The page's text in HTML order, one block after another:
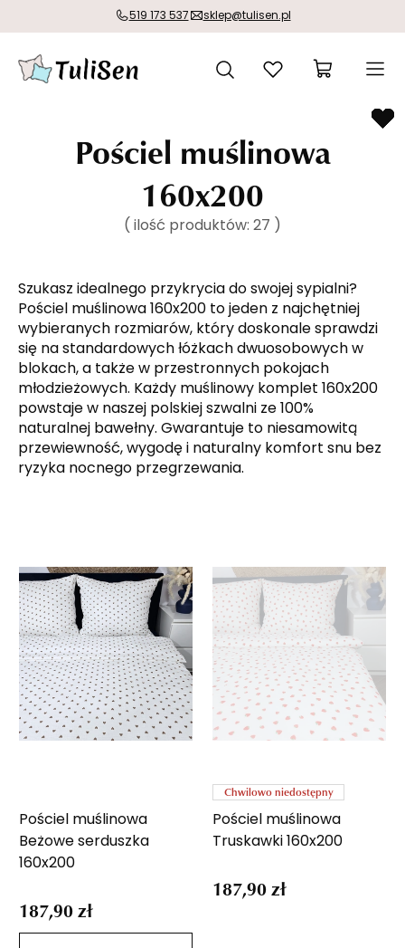
519 173 537 sklep@tulisen.pl
Pościel muślinowa
160x200
( ilość produktów: 27 )
Szukasz idealnego przykrycia do swojej sypialni?
Pościel muślinowa 160x200 to jeden z najchętniej
wybieranych rozmiarów, który doskonale sprawdzi
się na standardowych łóżkach dwuosobowych w
blokach, a także w przestronnych pokojach
młodzieżowych. Każdy muślinowy komplet 160x200
powstaje w naszej polskiej szwalni ze 100%
naturalnej bawełny. Gwarantuje to niesamowitą
przewiewność, wygodę i naturalny komfort snu bez
ryzyka nocnego przegrzewania.
Pościel muślinowa
Beżowe serduszka
160x200
187,90 zł
Chwilowo niedostępny
Pościel muślinowa
Truskawki 160x200
187,90 zł